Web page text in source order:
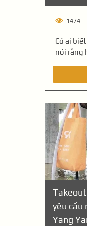
1474
Có ai
nói rằng
yêu cầu
Yang